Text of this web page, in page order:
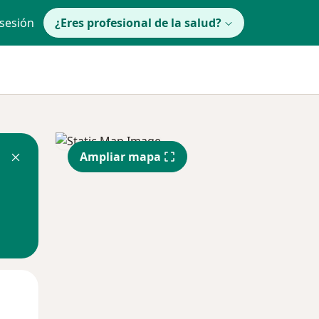
¿Eres profesional de la salud?
Ampliar mapa